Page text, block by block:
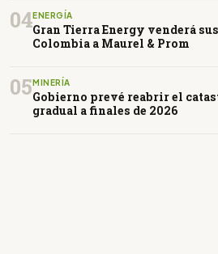
04ENERGÍA
Gran Tierra Energy venderá
Colombia a Maurel & Prom
05MINERÍA
Gobierno prevé reabrir el
gradual a finales de 2026